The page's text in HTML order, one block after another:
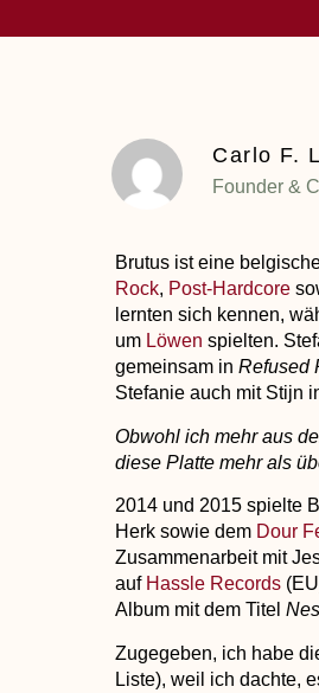
Carlo F.
Founder &
Brutusist eine
Rock, Post-Hardcore
lernten sich kennen,
um Löwen spielten.
gemeinsam in Refused
Stefanie auch mit Stijn
Obwohl ich mehr aus
diese Platte mehr als
2014 und 2015 spielte
Herk sowie dem Dour
Zusammenarbeit mit
auf Hassle Records
Album mit dem Titel
Zugegeben, ich habe
Liste), weil ich dachte,